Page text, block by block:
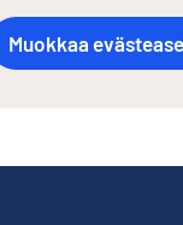
Muokkaa